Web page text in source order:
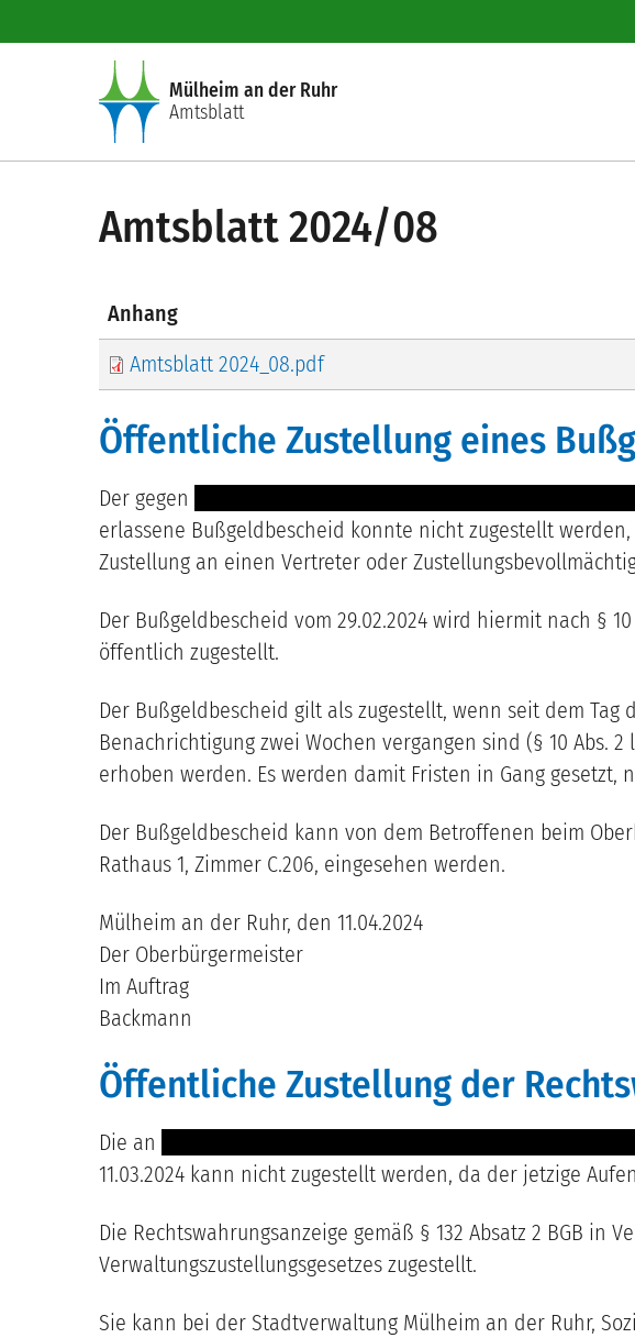
Mülheim an der Ruhr
Amtsblatt
Amtsblatt 2024/08
Anhang
Amtsblatt 2024_08.pdf
Öffentliche Zustellung eines
Der gegen
erlassene Bußgeldbescheid konnte nicht zugestellt
Zustellung an einen Vertreter oder
Der Bußgeldbescheid vom 29.02.2024 wird hiermit nach §
öffentlich zugestellt.
Der Bußgeldbescheid gilt als zugestellt, wenn seit dem
Benachrichtigung zwei Wochen vergangen sind (§ 10 Abs.
erhoben werden. Es werden damit Fristen in Gang
Der Bußgeldbescheid kann von dem Betroffenen beim
Rathaus 1, Zimmer C.206, eingesehen werden.
Mülheim an der Ruhr, den 11.04.2024
Der Oberbürgermeister
Im Auftrag
Backmann
Öffentliche Zustellung der
Die an
11.03.2024 kann nicht zugestellt werden, da der jetzige
Die Rechtswahrungsanzeige gemäß § 132 Absatz 2 BGB in
Verwaltungszustellungsgesetzes zugestellt.
Sie kann bei der Stadtverwaltung Mülheim an der Ruhr,